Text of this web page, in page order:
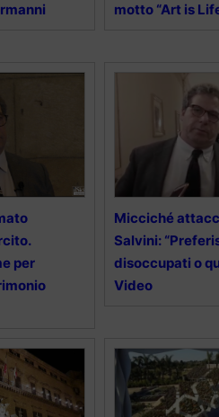
motto “Art is
per
Micciché
Salvini:
disoccupati o
Video